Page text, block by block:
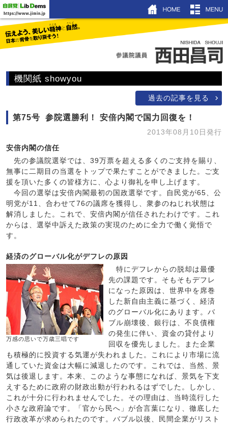
機関紙 showyou
過去の記事を見る
第75号 参院選勝利！ 安倍内閣で国力回復を！
2013年08月10日発行
安倍内閣の信任
先の参議院選挙では、39万票を超える多くのご支持を賜り、
無事に二期目の当選をトップで果たすことができました。ご支
援を頂いた多くの皆様方に、心より御礼を申し上げます。
今回の選挙は安倍内閣最初の国政選挙です。自民党が65、公
明党が11、合わせて76の議席を獲得し、衆参のねじれ状態は
解消しました。これで、安倍内閣が信任されたわけです。これ
からは、選挙中訴えた政策の実現のために全力で働く覚悟で
す。
経済のグローバル化がデフレの原因
万感の思いで万歳三唱です
特にデフレからの脱却は最優
先の課題です。そもそもデフレ
になった原因は、世界中を席巻
した新自由主義に基づく、経済
のグローバル化にあります。バ
ブル崩壊後、銀行は、不良債権
の発生に伴い、資金の貸付より
回収を優先しました。また企業
も積極的に投資する気運が失われました。これにより市場に流
通していた資金は大幅に減退したのです。これでは、当然、景
気は後退します。本来、このような事態になれば、景気を下支
えするために政府の財政出動が行われるはずでした。しかし、
これが十分に行われませんでした。その理由は、当時流行した
小さな政府論です。「官から民へ」が合言葉になり、徹底した
行政改革が求められたのです。バブル以後、民間企業がリスト
ホーム
機関紙showyou
昌友塾
著書＆DVD
リンク